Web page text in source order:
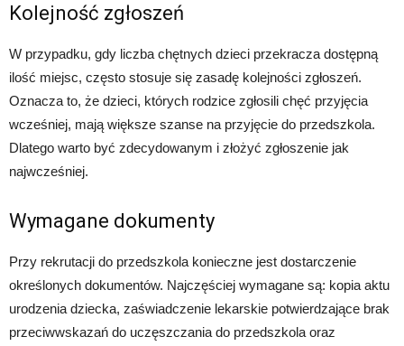
Kolejność zgłoszeń
W przypadku, gdy liczba chętnych dzieci przekracza dostępną
ilość miejsc, często stosuje się zasadę kolejności zgłoszeń.
Oznacza to, że dzieci, których rodzice zgłosili chęć przyjęcia
wcześniej, mają większe szanse na przyjęcie do przedszkola.
Dlatego warto być zdecydowanym i złożyć zgłoszenie jak
najwcześniej.
Wymagane dokumenty
Przy rekrutacji do przedszkola konieczne jest dostarczenie
określonych dokumentów. Najczęściej wymagane są: kopia aktu
urodzenia dziecka, zaświadczenie lekarskie potwierdzające brak
przeciwwskazań do uczęszczania do przedszkola oraz